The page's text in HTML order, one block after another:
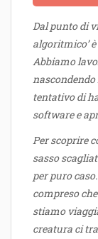
Dal punto di
algoritmico’
Abbiamo
tentativo di
software e
Per scoprire
sasso
per puro
compreso
stiamo
creatura ci